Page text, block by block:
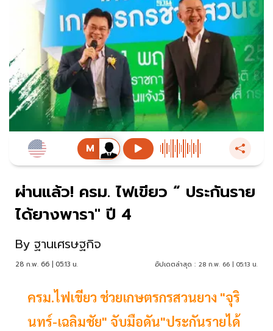
ผ่านแล้ว! ครม. ไฟเขียว “ ประกันราย
ได้ยางพารา" ปี 4
By ฐานเศรษฐกิจ
28 ก.พ. 66 | 05:13 น. อัปเดตล่าสุด : 28 ก.พ. 66 | 05:13 น.
ครม.ไฟเขียว ช่วยเกษตรกรสวนยาง "จุริ
นทร์-เฉลิมชัย" จับมือดัน"ประกันรายได้